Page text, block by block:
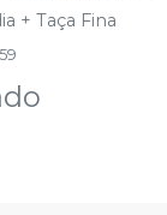
+ Taça Fina